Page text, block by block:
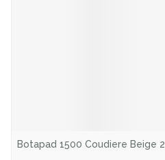
Botapad 1500 Coudiere Beige 2